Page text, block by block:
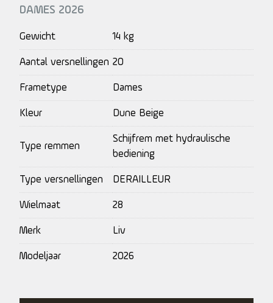
DAMES 2026
Gewicht 14 kg
Aantal versnellingen 20
Frametype Dames
Kleur Dune Beige
Type remmen
Schijfrem met hydraulische
bediening
Type versnellingen DERAILLEUR
Wielmaat 28
Merk Liv
Modeljaar 2026